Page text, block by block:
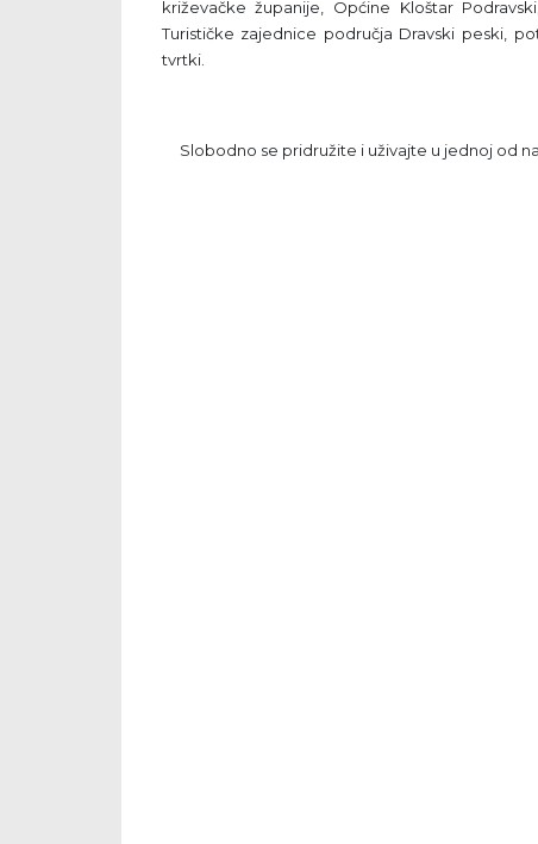
križevačke županije, Općine Kloštar
Turističke zajednice područja Dravski peski,
tvrtki.
Slobodno se pridružite i uživajte u jednoj od